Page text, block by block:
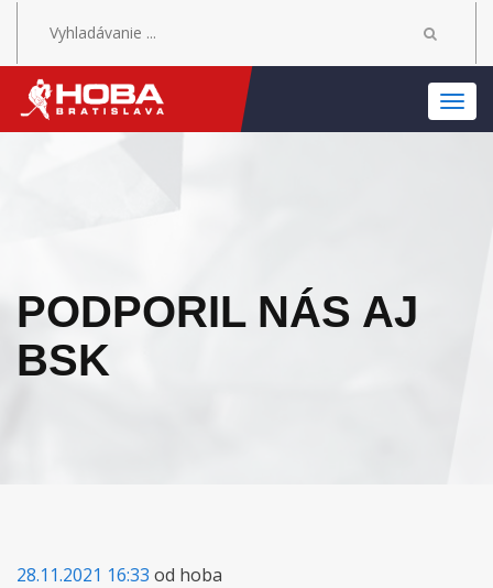
PODPORIL NÁS AJ
BSK
28.11.2021 16:33 od hoba